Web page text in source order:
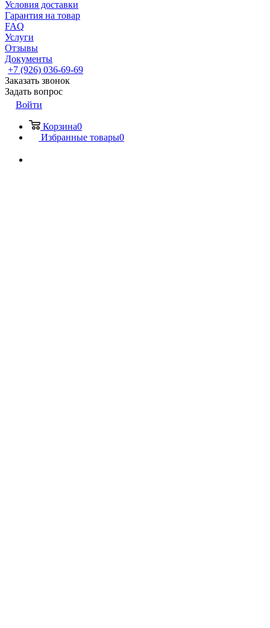
Условия доставки
Гарантия на товар
FAQ
Услуги
Отзывы
Документы
+7 (926) 036-69-69
Заказать звонок
Задать вопрос
Войти
Корзина0
Избранные товары0